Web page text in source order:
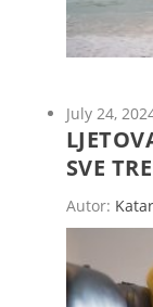
July 24,
SVE
Autor: